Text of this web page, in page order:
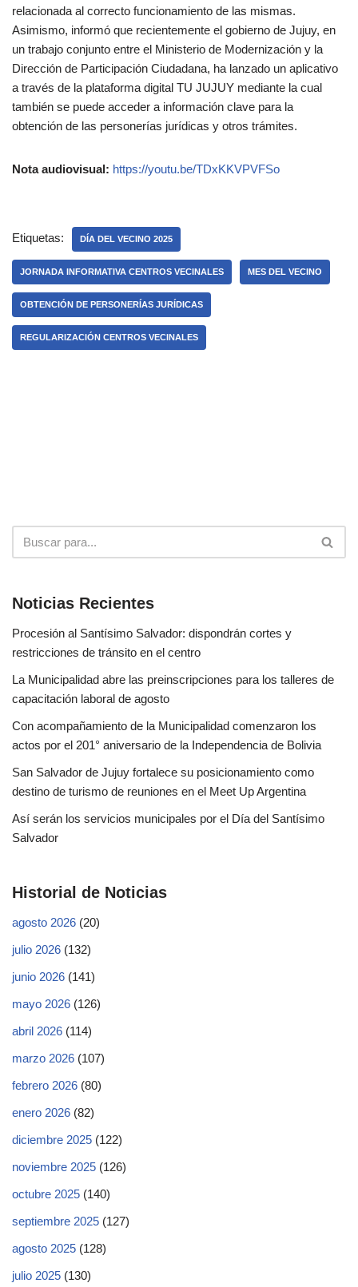
relacionada al correcto funcionamiento de las mismas.
Asimismo, informó que recientemente el gobierno de Jujuy, en
un trabajo conjunto entre el Ministerio de Modernización y la
Dirección de Participación Ciudadana, ha lanzado un aplicativo
a través de la plataforma digital TU JUJUY mediante la cual
también se puede acceder a información clave para la
obtención de las personerías jurídicas y otros trámites.
Nota audiovisual: https://youtu.be/TDxKKVPVFSo
Etiquetas: DÍA DEL VECINO 2025
JORNADA INFORMATIVA CENTROS VECINALES MES DEL VECINO
OBTENCIÓN DE PERSONERÍAS JURÍDICAS
REGULARIZACIÓN CENTROS VECINALES
Noticias Recientes
Procesión al Santísimo Salvador: dispondrán cortes y
restricciones de tránsito en el centro
La Municipalidad abre las preinscripciones para los talleres de
capacitación laboral de agosto
Con acompañamiento de la Municipalidad comenzaron los
actos por el 201° aniversario de la Independencia de Bolivia
San Salvador de Jujuy fortalece su posicionamiento como
destino de turismo de reuniones en el Meet Up Argentina
Así serán los servicios municipales por el Día del Santísimo
Salvador
Historial de Noticias
agosto 2026 (20)
julio 2026 (132)
junio 2026 (141)
mayo 2026 (126)
abril 2026 (114)
marzo 2026 (107)
febrero 2026 (80)
enero 2026 (82)
diciembre 2025 (122)
noviembre 2025 (126)
octubre 2025 (140)
septiembre 2025 (127)
agosto 2025 (128)
julio 2025 (130)